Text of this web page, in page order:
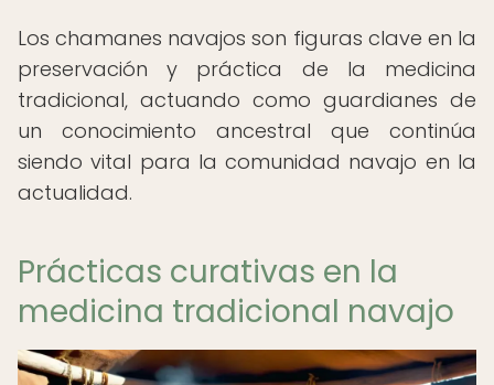
Los chamanes navajos son figuras clave en la
preservación y práctica de la medicina
tradicional, actuando como guardianes de
un conocimiento ancestral que continúa
siendo vital para la comunidad navajo en la
actualidad.
Prácticas curativas en la
medicina tradicional navajo